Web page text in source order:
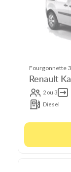
Fourgonnette
Renault
2 ou 3
Diesel